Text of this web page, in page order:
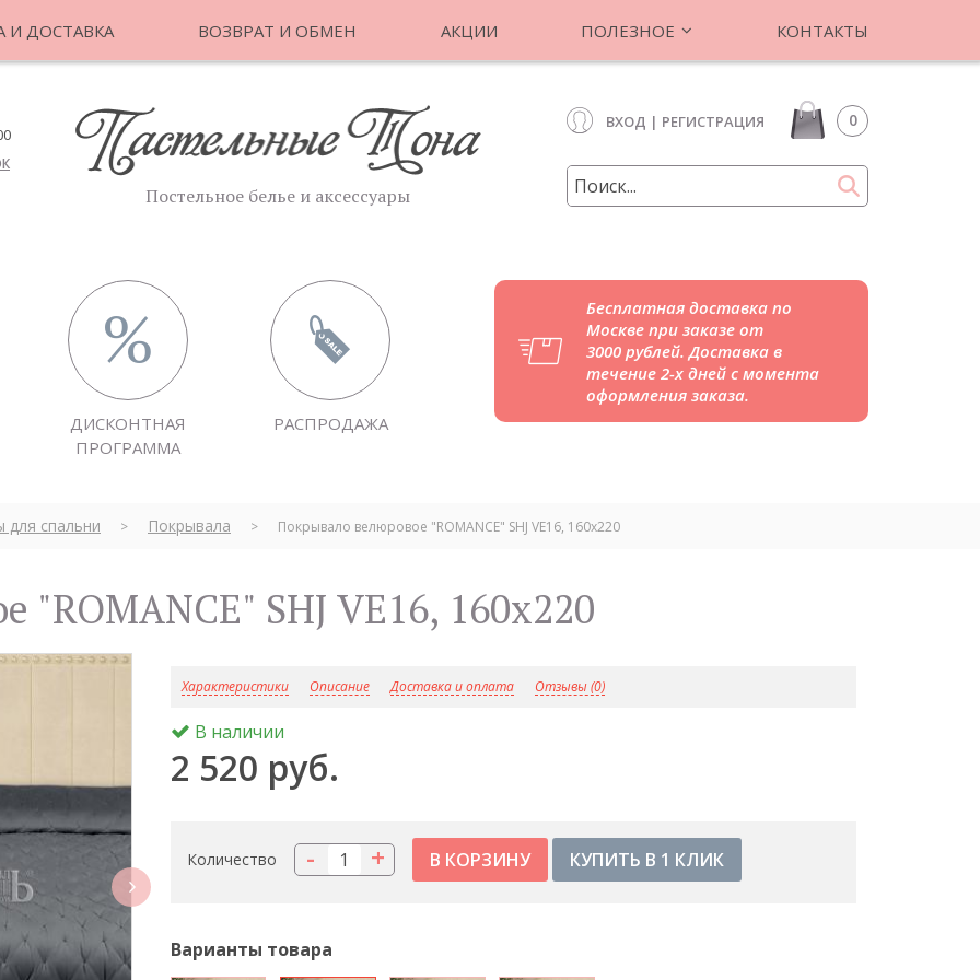
И ДОСТАВКА ВОЗВРАТ И ОБМЕН АКЦИИ ПОЛЕЗНОЕ КОНТАКТЫ
ВХОД | РЕГИСТРАЦИЯ 0
Постельное белье и аксессуары
ДИСКОНТНАЯ
ПРОГРАММА
РАСПРОДАЖА
Бесплатная доставка по
Москве при заказе от
3000 рублей. Доставка в
течение 2-х дней с момента
оформления заказа.
для спальни > Покрывала > Покрывало велюровое "ROMANCE" SHJ VE16, 160х220
"ROMANCE" SHJ VE16, 160х220
next
Характеристики Описание Доставка и оплата Отзывы (0)
В наличии
2 520 руб.
Количество +
- КУПИТЬ В 1 КЛИК
Варианты товара